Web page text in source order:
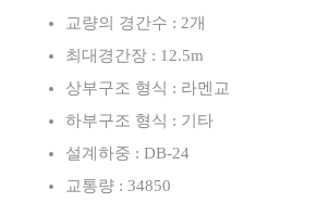
교량의 경간수 : 2개
최대경간장 : 12.5m
상부구조 형식 : 라멘교
하부구조 형식 : 기타
설계하중 : DB-24
교통량 : 34850